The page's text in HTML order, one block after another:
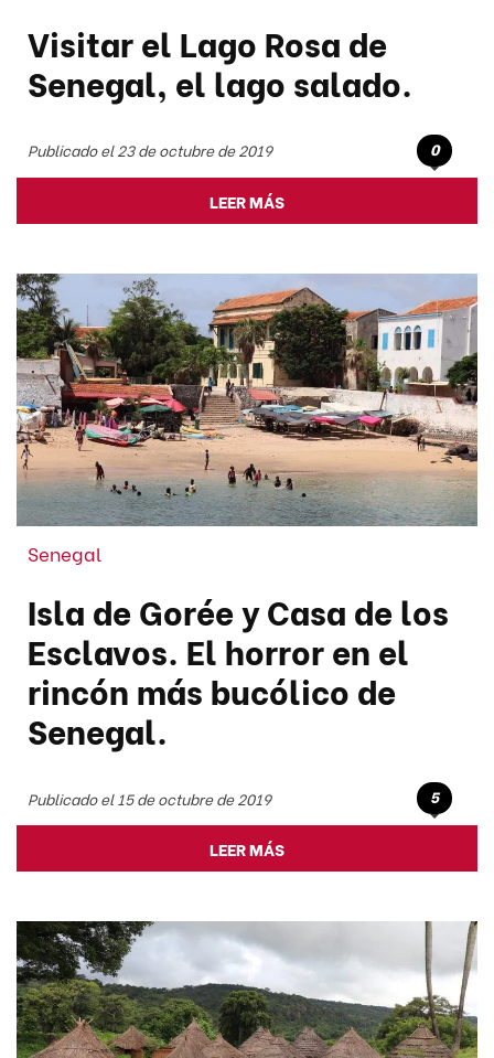
Visitar el Lago Rosa de
Senegal, el lago salado.
Publicado el 23 de octubre de 2019 0
LEER MÁS
Senegal
Isla de Gorée y Casa de los
Esclavos. El horror en el
rincón más bucólico de
Senegal.
Publicado el 15 de octubre de 2019 5
LEER MÁS